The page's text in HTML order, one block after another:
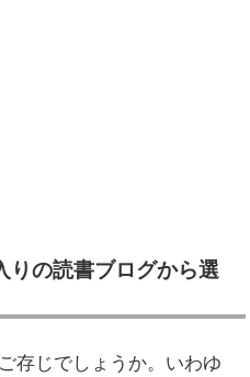
りの読書ブログから選
存じでしょうか。いわゆ